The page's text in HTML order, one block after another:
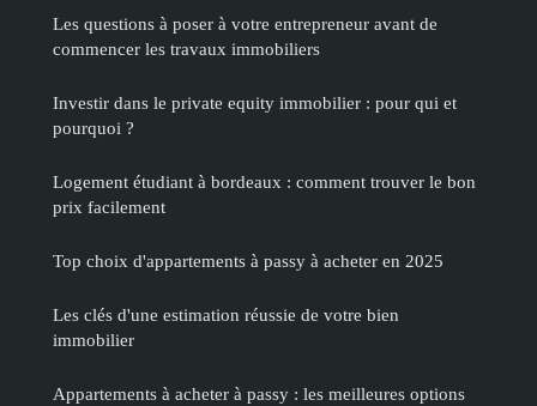
Les questions à poser à votre entrepreneur avant de
commencer les travaux immobiliers
Investir dans le private equity immobilier : pour qui et
pourquoi ?
Logement étudiant à bordeaux : comment trouver le bon
prix facilement
Top choix d'appartements à passy à acheter en 2025
Les clés d'une estimation réussie de votre bien
immobilier
Appartements à acheter à passy : les meilleures options